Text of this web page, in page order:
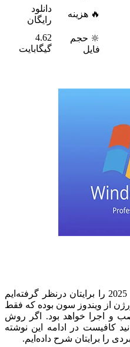
🔥 هزینه
رایگان
🔆 حجم
4.62
گیگابایت
برای دانلود ویندوز 7 نسخه جولای 2025 را برایتان درنظر گرفته‌ایم
از ویندوز سون بوده که فقط
نصب و اجرا خواهد بود. اگر روش
در ادامه این نوشته
برایتان شرح داده‌ایم.